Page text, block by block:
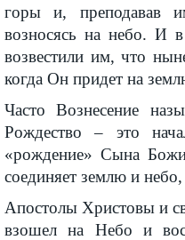
горы и, преподавав
возносясь на небо. И
возвестили им, что
когда Он придет на
Часто Вознесение
Рождество – это
«рождение» Сына
соединяет землю и
Апостолы Христовы и
взошел на Небо и